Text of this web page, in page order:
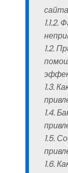
сайта
1.2.
1.3.
1.4.
1.5.
1.6.